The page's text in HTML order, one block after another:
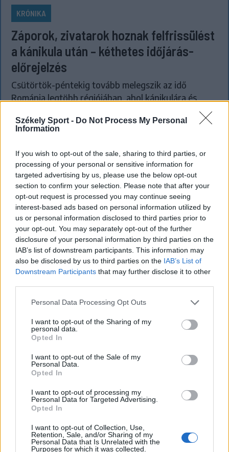
Székely Sport - Do Not Process My Personal
Information
If you wish to opt-out of the sale, sharing to third parties, or
processing of your personal or sensitive information for
targeted advertising by us, please use the below opt-out
section to confirm your selection. Please note that after your
opt-out request is processed you may continue seeing
interest-based ads based on personal information utilized by
us or personal information disclosed to third parties prior to
your opt-out. You may separately opt-out of the further
disclosure of your personal information by third parties on the
IAB’s list of downstream participants. This information may
also be disclosed by us to third parties on the IAB’s List of
Downstream Participants that may further disclose it to other
Personal Data Processing Opt Outs
I want to opt-out of the Sharing of my
personal data.
Opted In
I want to opt-out of the Sale of my
Personal Data.
Opted In
I want to opt-out of processing my
Personal Data for Targeted Advertising.
Opted In
I want to opt-out of Collection, Use,
Retention, Sale, and/or Sharing of my
Personal Data that Is Unrelated with the
Purposes for which it was collected.
KRÓNIKA
Záporok, zivatarok hoznak felfrissülést
a kánikula után – kéthetes időjárás-
előrejelzés
Csütörtök-péntekig tovább melegszik az idő
Románia legtöbb régiójában, ahol kánikulára és
fokozott hőterhelésre kell számítani, utána azonban
fokozatos lehűlés kezdődik, és nő a záporok,
Már csak 4-5 napig működhet a jelenlegi
atomerőmű
letartóztatott uzsorás. Akár 40 fok is várható
vasárnap a nyugati országrészben.